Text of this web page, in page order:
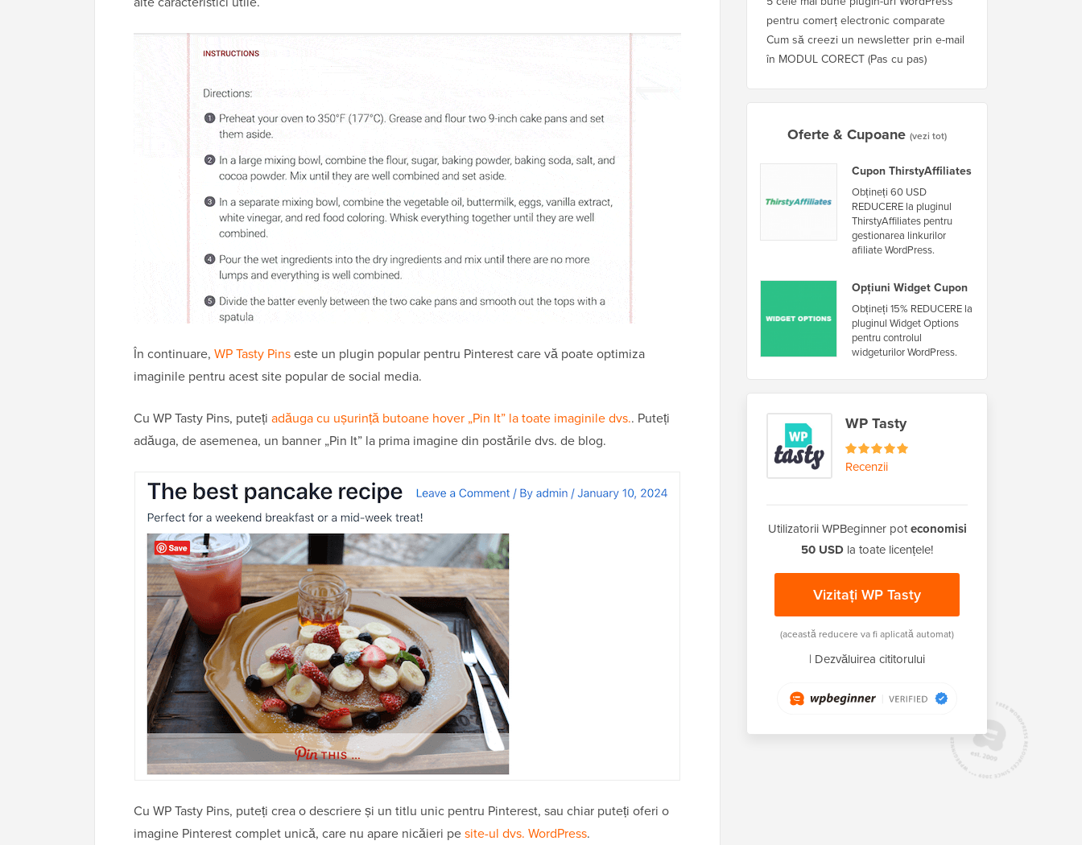
În continuare, WP Tasty Pinseste un plugin popular pentru Pinterest care vă poate optimiza
imaginile pentru acest site popular de social media.
Cu WP Tasty Pins, puteți adăuga cu ușurință butoane hover „Pin It” la toate imaginile dvs.. Puteți
adăuga, de asemenea, un banner „Pin It” la prima imagine din postările dvs. de blog.
Cu WP Tasty Pins, puteți crea o descriere și un titlu unic pentru Pinterest, sau chiar puteți oferi o
imagine Pinterest complet unică, care nu apare nicăieri pesite-ul dvs. WordPress.
pentru comerț electronic comparate
Cum să creezi un newsletter prin e-mail
în MODUL CORECT (Pas cu pas)
Oferte & Cupoane (vezi tot)
Cupon ThirstyAffiliates
Obțineți 60 USD
REDUCERE la pluginul
ThirstyAffiliates pentru
gestionarea linkurilor
afiliate WordPress.
Opțiuni Widget Cupon
Obțineți 15% REDUCERE la
pluginul Widget Options
pentru controlul
widgeturilor WordPress.
WP Tasty
Recenzii
Utilizatorii WPBeginner poteconomisi
50 USD la toate licențele!
Vizitați WP Tasty
(această reducere va fi aplicată automat)
| Dezvăluirea cititorului